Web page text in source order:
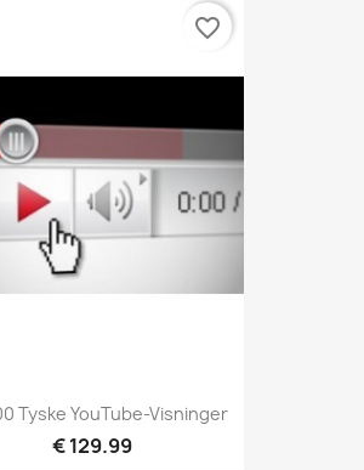
Tyske YouTube-Visninger
€ 129.99
favorite_border